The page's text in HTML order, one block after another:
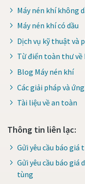
Máy nén khí không
Máy nén khí có dầu
Dịch vụ kỹ thuật và
Từ điển toàn thư về
Blog Máy nén khí
Các giải pháp và
Tài liệu về an toàn
Thông tin liên lạc:
Gửi yêu cầu báo giá
Gửi yêu cầu báo giá
tùng